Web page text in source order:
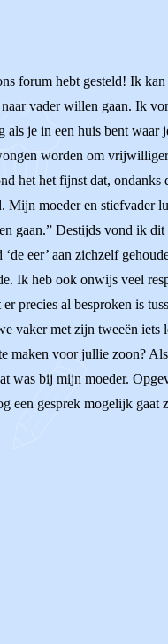
forum hebt gesteld! Ik
naar vader willen gaan. Ik
als je in een huis bent
worden om
het het fijnst dat,
Mijn moeder en
gaan.” Destijds vond ik
eer’ aan zichzelf
Ik heb ook onwijs veel
precies al besproken is
vaker met zijn tweeën
maken voor jullie zoon?
was bij mijn moeder.
een gesprek mogelijk